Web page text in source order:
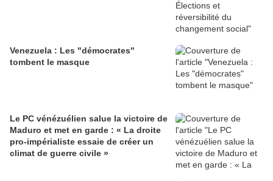
Venezuela : Les "démocrates"
tombent le masque
Le PC vénézuélien salue la victoire de
Maduro et met en garde : « La droite
pro-impérialiste essaie de créer un
climat de guerre civile »